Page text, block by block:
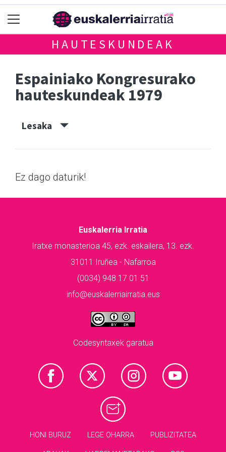
HAUTESKUNDEAK
Espainiako Kongresurako
hauteskundeak 1979
Lesaka
Ez dago daturik!
Euskalerria Irratia
Iratxe monasterioa 45, ezk. eskailera, 13. ezk.
31011 Iruñea - Nafarroa
(0034) 948 17 01 51
info@euskalerriairratia.eus
Codesyntaxek garatua
HONI BURUZ LEGE OHARRA PUBLIZITATEA